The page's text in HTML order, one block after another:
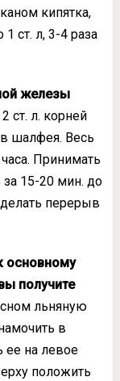
кипятка,
1 ст. л, 3-4 раза
железы
ст. л. корней
шалфея. Весь
часа. Принимать
за 15-20 мин. до
перерыв
основному
получите
льняную
в
ее на левое
положить